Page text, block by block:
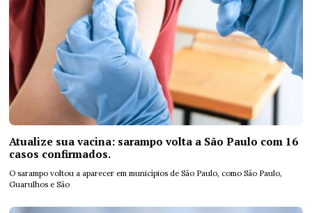
Atualize sua vacina: sarampo volta a São Paulo com 16
casos confirmados.
O sarampo voltou a aparecer em municípios de São Paulo, como São Paulo,
Guarulhos e São